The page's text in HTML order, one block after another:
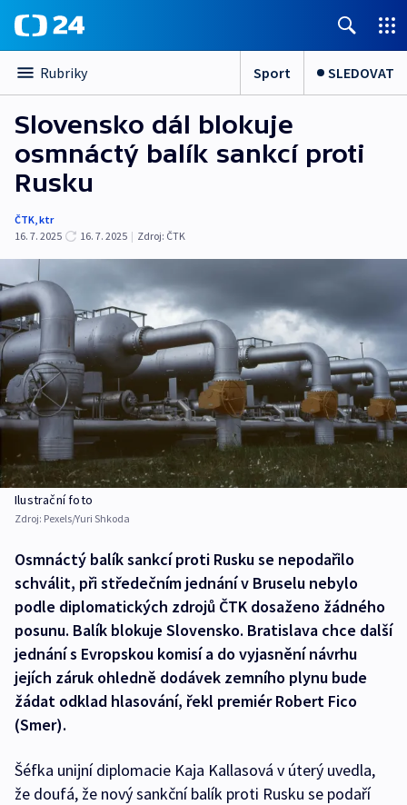
Rubriky Sport SLEDOVAT
Slovensko dál blokuje
osmnáctý balík sankcí proti
Rusku
ČTK,ktr
16. 7. 2025
16. 7. 2025 | Zdroj: ČTK
Ilustrační foto
Zdroj: Pexels/Yuri Shkoda
Osmnáctý balík sankcí proti Rusku se nepodařilo
schválit, při středečním jednání v Bruselu nebylo
podle diplomatických zdrojů ČTK dosaženo žádného
posunu. Balík blokuje Slovensko. Bratislava chce další
jednání s Evropskou komisí a do vyjasnění návrhu
jejích záruk ohledně dodávek zemního plynu bude
žádat odklad hlasování, řekl premiér Robert Fico
(Smer).
Šéfka unijní diplomacie Kaja Kallasová v úterý uvedla,
že doufá, že nový sankční balík proti Rusku se podaří